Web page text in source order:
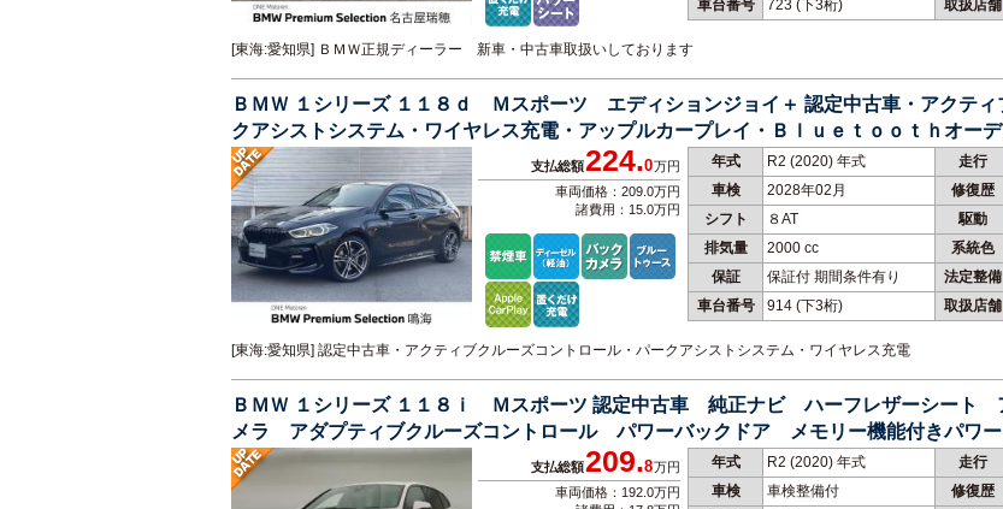
車台番号
723 (下3桁) 取扱店舗
[東海:愛知県] ＢＭＷ正規ディーラー 新車・中古車取扱いしております
ＢＭＷ １シリーズ １１８ｄ Ｍスポーツ エディションジョイ＋ 認定中古車・アクティ
クアシストシステム・ワイヤレス充電・アップルカープレイ・Ｂｌｕｅｔｏｏｔｈオー
チアルミ・運転席パワーシート
年式 R2 (2020) 年式 走行
車検
2028年02月 修復歴
シフト
８AT 駆動
排気量
2000 cc 系統色
保証
保証付 期間条件有り 法定整備
車台番号
914 (下3桁) 取扱店舗
支払総額224.0万円
車両価格：209.0万円
諸費用：15.0万円
[東海:愛知県] 認定中古車・アクティブクルーズコントロール・パークアシストシステム・ワイヤレス充電
ＢＭＷ １シリーズ １１８ｉ Ｍスポーツ 認定中古車 純正ナビ ハーフレザーシート
メラ アダプティブクルーズコントロール パワーバックドア メモリー機能付きパワ
ジ ＬＥＤ ＥＴＣ
年式 R2 (2020) 年式 走行
車検
車検整備付 修復歴
支払総額209.8万円
車両価格：192.0万円